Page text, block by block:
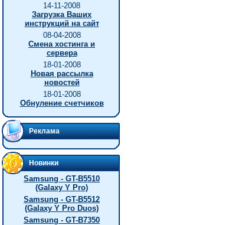
14-11-2008
Загрузка Ваших
инструкций на сайт
08-04-2008
Смена хостинга и
сервера
18-01-2008
Новая рассылка
новостей
18-01-2008
Обнуление счетчиков
Реклама
Новинки
Samsung - GT-B5510
(Galaxy Y Pro)
Samsung - GT-B5512
(Galaxy Y Pro Duos)
Samsung - GT-B7350